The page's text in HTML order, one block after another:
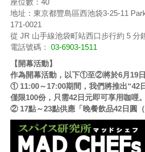
座位數：40
地址：東京都豐島區西池袋3-25-11
171-0021
從 JR 山手線池袋町站西口步行約 5 分
電話號碼： 03-6903-1511
【開幕活動】
作為開幕活動，以下①至②將於6月19日
① 11:00～17:00期間，我們將推出“42
僅限100份，只需42日元即可享用咖哩。
② 17點～23點供應「晚餐飲品42日圓（